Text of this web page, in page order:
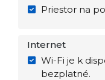
Priestor na
Internet
Wi-Fi je k
bezplatné.